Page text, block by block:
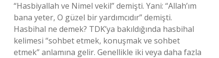
“Hasbiyallah ve Nimel vekil” demişti. Yani: “Allah’ım
bana yeter, O güzel bir yardımcıdır” demişti.
Hasbihal ne demek? TDK’ya bakıldığında hasbihal
kelimesi “sohbet etmek, konuşmak ve sohbet
etmek” anlamına gelir. Genellikle iki veya daha fazla